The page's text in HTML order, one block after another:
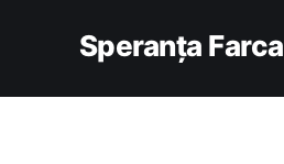
Speranța Farca